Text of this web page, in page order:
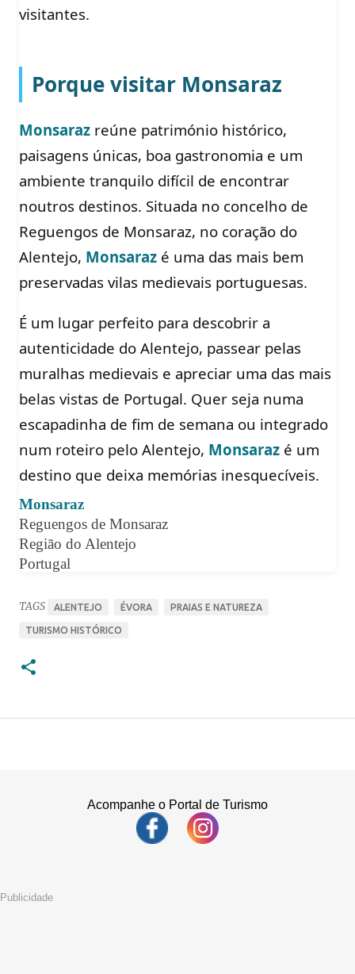
visitantes.
Porque visitar Monsaraz
Monsaraz reúne património histórico,
paisagens únicas, boa gastronomia e um
ambiente tranquilo difícil de encontrar
noutros destinos. Situada no concelho de
Reguengos de Monsaraz, no coração do
Alentejo, Monsaraz é uma das mais bem
preservadas vilas medievais portuguesas.
É um lugar perfeito para descobrir a
autenticidade do Alentejo, passear pelas
muralhas medievais e apreciar uma das mais
belas vistas de Portugal. Quer seja numa
escapadinha de fim de semana ou integrado
num roteiro pelo Alentejo, Monsaraz é um
destino que deixa memórias inesquecíveis.
Monsaraz
Reguengos de Monsaraz
Região do Alentejo
Portugal
TAGS ALENTEJO ÉVORA PRAIAS E NATUREZA
TURISMO HISTÓRICO
Acompanhe o Portal de Turismo
Publicidade